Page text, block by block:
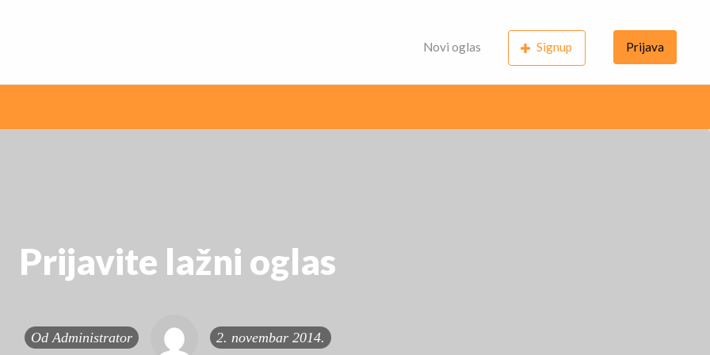
Novi oglas Signup Prijava
Prijavite lažni oglas
Od Administrator 2. novembar 2014.